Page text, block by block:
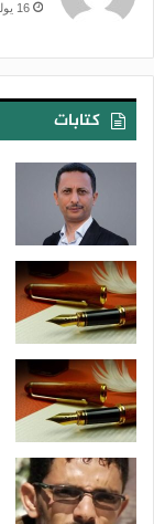
16 يوليو، 2026 18:28
كتابات